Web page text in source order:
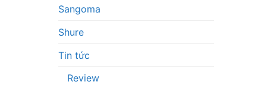
Sangoma
Shure
Tin tức
Review